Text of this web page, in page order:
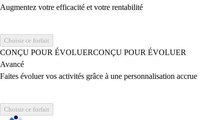
Augmentez votre efficacité et votre rentabilité
Choisir ce forfait
CONÇU POUR ÉVOLUERCONÇU POUR ÉVOLUER
Avancé
Faites évoluer vos activités grâce à une personnalisation accrue
Choisir ce forfait